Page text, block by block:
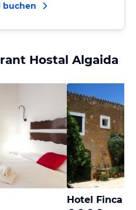
buchen
Hostal Algaida
Hotel Finca